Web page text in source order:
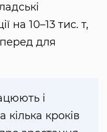
на 10–13 тис. т,
для
і
кроків